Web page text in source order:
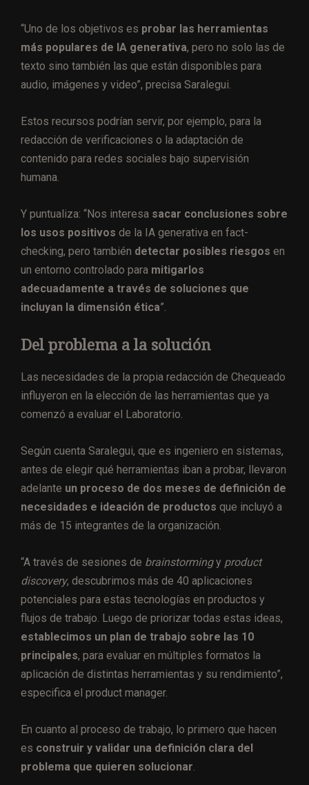
“Uno de los objetivos es probar las herramientas
más populares de IA generativa, pero no solo las de
texto sino también las que están disponibles para
audio, imágenes y video”, precisa Saralegui.
Estos recursos podrían servir, por ejemplo, para la
redacción de verificaciones o la adaptación de
contenido para redes sociales bajo supervisión
humana.
Y puntualiza: “Nos interesa sacar conclusiones sobre
los usos positivos de la IA generativa en fact-
checking, pero también detectar posibles riesgos en
un entorno controlado para mitigarlos
adecuadamente a través de soluciones que
incluyan la dimensión ética”.
Del problema a la solución
Las necesidades de la propia redacción de Chequeado
influyeron en la elección de las herramientas que ya
comenzó a evaluar el Laboratorio.
Según cuenta Saralegui, que es ingeniero en sistemas,
antes de elegir qué herramientas iban a probar, llevaron
adelante un proceso de dos meses de definición de
necesidades e ideación de productos que incluyó a
más de 15 integrantes de la organización.
“A través de sesiones de brainstormingy product
discovery, descubrimos más de 40 aplicaciones
potenciales para estas tecnologías en productos y
flujos de trabajo. Luego de priorizar todas estas ideas,
establecimos un plan de trabajo sobre las 10
principales, para evaluar en múltiples formatos la
aplicación de distintas herramientas y su rendimiento”,
especifica el product manager.
En cuanto al proceso de trabajo, lo primero que hacen
es construir y validar una definición clara del
problema que quieren solucionar